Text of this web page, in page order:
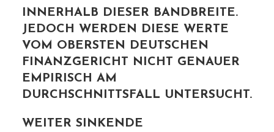
INNERHALB DIESER BANDBREITE.
JEDOCH WERDEN DIESE WERTE
VOM OBERSTEN DEUTSCHEN
FINANZGERICHT NICHT GENAUER
EMPIRISCH AM
DURCHSCHNITTSFALL UNTERSUCHT.
WEITER SINKENDE